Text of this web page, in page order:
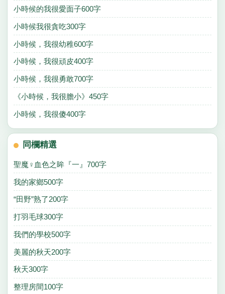
小時候的我很愛面子600字
小時候我很貪吃300字
小時候，我很幼稚600字
小時候，我很頑皮400字
小時候，我很勇敢700字
《小時候，我很膽小》450字
小時候，我很傻400字
同欄精選
聖魔♀血色之眸『一』700字
我的家鄉500字
“田野”熟了200字
打羽毛球300字
我們的學校500字
美麗的秋天200字
秋天300字
整理房間100字